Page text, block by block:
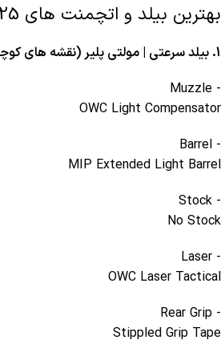
بهترین بیلد و اتچمنت های Type 25 کالاف 2025
1. بیلد سرعتی | مولتی پلیر (نقشه های کوچک)
- Muzzle
OWC Light Compensator
- Barrel
MIP Extended Light Barrel
- Stock
No Stock
- Laser
OWC Laser Tactical
- Rear Grip
Stippled Grip Tape